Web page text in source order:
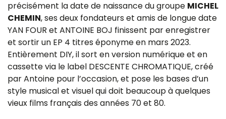
précisément la date de naissance du groupe MICHEL
CHEMIN, ses deux fondateurs et amis de longue date
YAN FOUR et ANTOINE BOJ finissent par enregistrer
et sortir un EP 4 titres éponyme en mars 2023.
Entièrement DIY, il sort en version numérique et en
cassette via le label DESCENTE CHROMATIQUE, créé
par Antoine pour l’occasion, et pose les bases d’un
style musical et visuel qui doit beaucoup à quelques
vieux films français des années 70 et 80.